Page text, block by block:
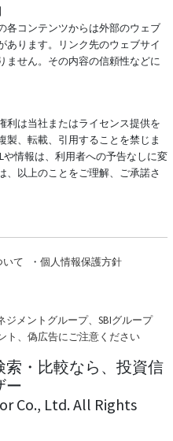
各コンテンツからは外部のウェブ
あります。リンク先のウェブサイ
ません。その内容の信頼性などに
利は当社またはライセンス提供を
製、転載、引用することを禁じま
情報は、利用者への予告なしに変
、以上のことをご理解、ご承諾さ
いて ・ 個人情報保護方針
ジメントグループ、SBIグループ
ト、偽広告にご注意ください
・比較なら、投資信
ー
Co., Ltd. All Rights